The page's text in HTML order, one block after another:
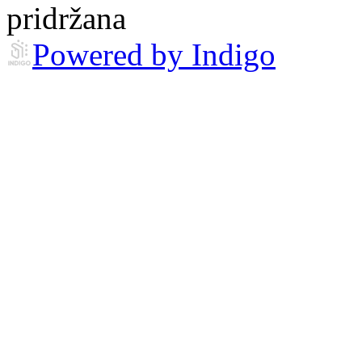
pridržana
Powered by Indigo